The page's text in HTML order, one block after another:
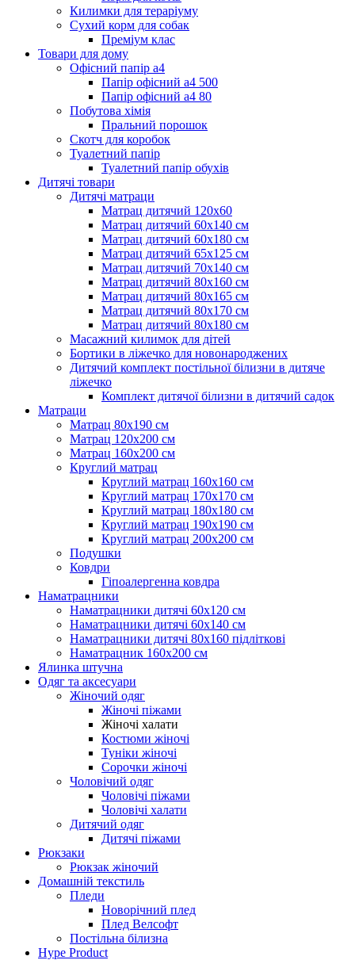
Килимки для тераріуму
Сухий корм для собак
Преміум клас
Товари для дому
Офісний папір а4
Папір офісний а4 500
Папір офісний а4 80
Побутова хімія
Пральний порошок
Скотч для коробок
Туалетний папір
Туалетний папір обухів
Дитячі товари
Дитячі матраци
Матрац дитячий 120х60
Матрац дитячий 60х140 см
Матрац дитячий 60х180 см
Матрац дитячий 65х125 см
Матрац дитячий 70х140 см
Матрац дитячий 80х160 см
Матрац дитячий 80х165 см
Матрац дитячий 80х170 см
Матрац дитячий 80х180 см
Масажний килимок для дітей
Бортики в ліжечко для новонароджених
Дитячий комплект постільної білизни в дитяче
ліжечко
Комплект дитячої білизни в дитячий садок
Матраци
Матрац 80х190 см
Матрац 120х200 см
Матрац 160х200 см
Круглий матрац
Круглий матрац 160х160 см
Круглий матрац 170х170 см
Круглий матрац 180х180 см
Круглий матрац 190х190 см
Круглий матрац 200х200 см
Подушки
Ковдри
Гіпоалергенна ковдра
Наматрацники
Наматрацники дитячі 60х120 см
Наматрацники дитячі 60х140 см
Наматрацники дитячі 80х160 підліткові
Наматрацник 160х200 см
Ялинка штучна
Одяг та аксесуари
Жіночий одяг
Жіночі піжами
Жіночі халати
Костюми жіночі
Туніки жіночі
Сорочки жіночі
Чоловічий одяг
Чоловічі піжами
Чоловічі халати
Дитячий одяг
Дитячі піжами
Рюкзаки
Рюкзак жіночий
Домашній текстиль
Пледи
Новорічний плед
Плед Велсофт
Постільна білизна
Hype Product